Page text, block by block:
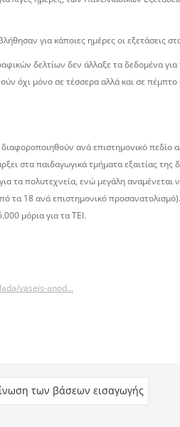
για κάποιες ημέρες οι
δελτίων δεν άλλαξε τα δεδομένα
όχι μόνο σε τέσσερα αλλά και σε
ανά επιστημονικό πεδίο
στα παιδαγωγικά τμήματα
τα πολυτεχνεία, ενώ μεγάλη αναμένεται
18 ανά επιστημονικό
μόρια για τα ΤΕΙ.
vaseis-anod…
των βάσεων εισαγωγής